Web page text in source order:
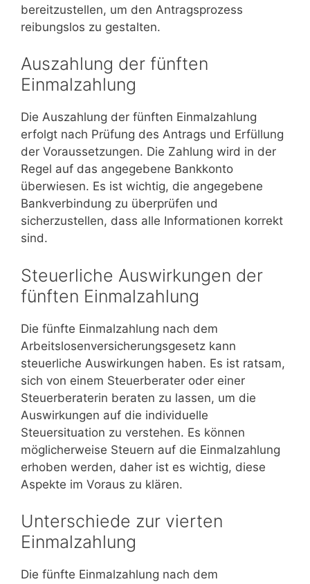
bereitzustellen, um den Antragsprozess
reibungslos zu gestalten.
Auszahlung der fünften
Einmalzahlung
Die Auszahlung der fünften Einmalzahlung
erfolgt nach Prüfung des Antrags und Erfüllung
der Voraussetzungen. Die Zahlung wird in der
Regel auf das angegebene Bankkonto
überwiesen. Es ist wichtig, die angegebene
Bankverbindung zu überprüfen und
sicherzustellen, dass alle Informationen korrekt
sind.
Steuerliche Auswirkungen der
fünften Einmalzahlung
Die fünfte Einmalzahlung nach dem
Arbeitslosenversicherungsgesetz kann
steuerliche Auswirkungen haben. Es ist ratsam,
sich von einem Steuerberater oder einer
Steuerberaterin beraten zu lassen, um die
Auswirkungen auf die individuelle
Steuersituation zu verstehen. Es können
möglicherweise Steuern auf die Einmalzahlung
erhoben werden, daher ist es wichtig, diese
Aspekte im Voraus zu klären.
Unterschiede zur vierten
Einmalzahlung
Die fünfte Einmalzahlung nach dem